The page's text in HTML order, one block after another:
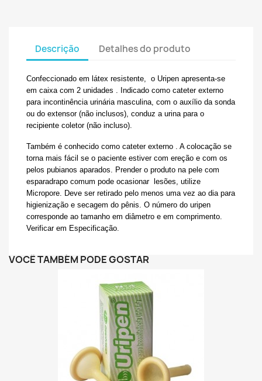
Descrição Detalhes do produto
Confeccionado em látex resistente, o Uripen apresenta-se
em caixa com 2 unidades . Indicado como cateter externo
para incontinência urinária masculina, com o auxílio da sonda
ou do extensor (não inclusos), conduz a urina para o
recipiente coletor (não incluso).
Também é conhecido como cateter externo . A colocação se
torna mais fácil se o paciente estiver com ereção e com os
pelos pubianos aparados. Prender o produto na pele com
esparadrapo comum pode ocasionar lesões, utilize
Micropore. Deve ser retirado pelo menos uma vez ao dia para
higienização e secagem do pênis. O número do uripen
corresponde ao tamanho em diâmetro e em comprimento.
Verificar em Especificação.
VOCÊ TAMBÉM PODE GOSTAR